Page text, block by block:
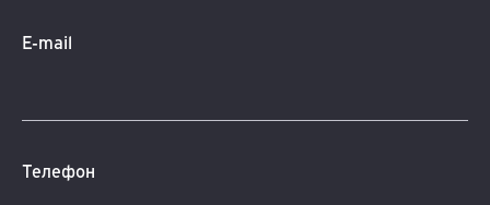
E-mail
Телефон